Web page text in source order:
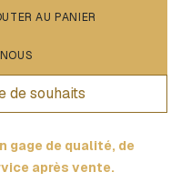
AU PANIER
de souhaits
gage de qualité, de
après vente.